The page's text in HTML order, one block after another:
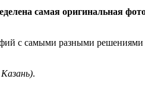
самая оригинальная
с самыми разными
.